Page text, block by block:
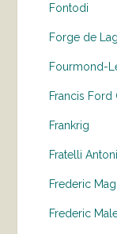
Fontodi
Forge de
Fourmond-
Francis
Frankrig
Fratelli
Frederic
Frederic